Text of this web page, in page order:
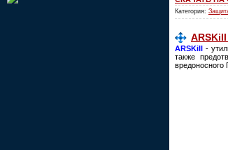
Категория:
ARSKill
ARSKill -
также
вредоносного